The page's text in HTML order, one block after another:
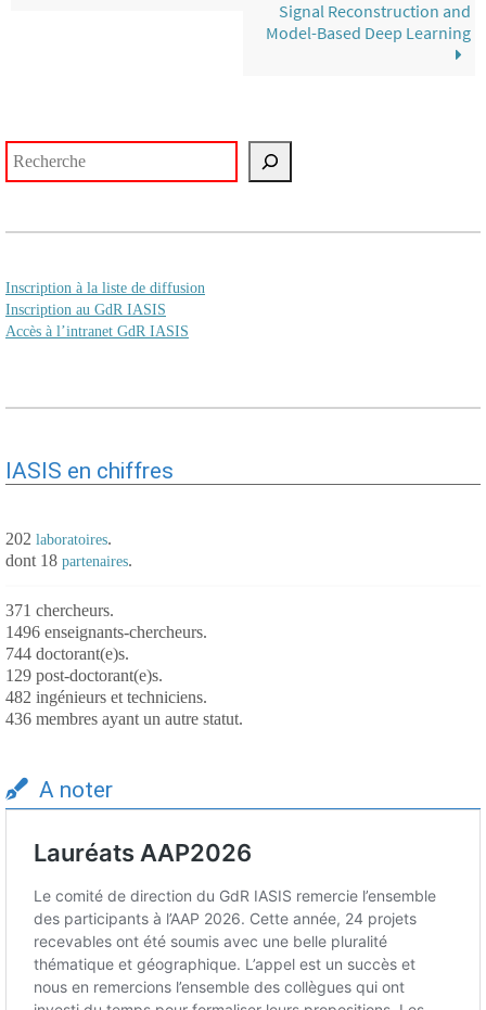
Signal Reconstruction and
Model-Based Deep Learning
Inscription à la liste de diffusion
Inscription au GdR IASIS
Accès à l’intranet GdR IASIS
IASIS en chiffres
202 laboratoires.
dont 18 partenaires.
371 chercheurs.
1496 enseignants-chercheurs.
744 doctorant(e)s.
129 post-doctorant(e)s.
482 ingénieurs et techniciens.
436 membres ayant un autre statut.
A noter